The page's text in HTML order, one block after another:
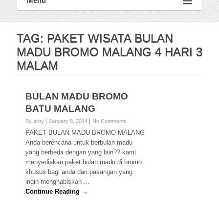
TAG: PAKET WISATA BULAN
MADU BROMO MALANG 4 HARI 3
MALAM
BULAN MADU BROMO
BATU MALANG
By arby January 8, 2014 No Comments
PAKET BULAN MADU BROMO MALANG
Anda berencana untuk berbulan madu
yang berbeda dengan yang lain?? kami
menyediakan paket bulan madu di bromo
khusus bagi anda dan pasangan yang
ingin menghabiskan …
Continue Reading →